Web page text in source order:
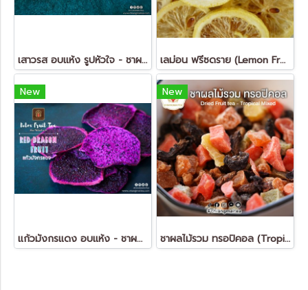
เสาวรส อบแห้ง รูปหัวใจ - ชาผลไม้ ดีท็อกซ์ (Dried Passion Fruit - FruitTea Detox) เลม่อน ฟรีซดราย (Lemon Freeze Dried - FruitTea Detox)
New
แก้วมังกรแดง อบแห้ง - ชาผลไม้ ดีท็อกซ์ (Dried Red Dragon Fruit - FruitTea Detox)
New
ชาผลไม้รวม ทรอปิคอล (Tropical Mixed Fruit Tea)